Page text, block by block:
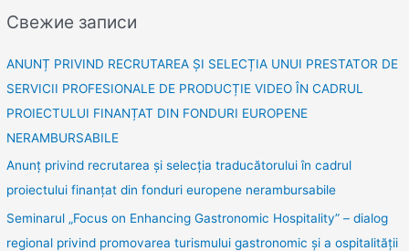
с
Свежие записи
ANUNȚ PRIVIND RECRUTAREA ȘI SELECȚIA UNUI PRESTATOR DE
SERVICII PROFESIONALE DE PRODUCȚIE VIDEO ÎN CADRUL
PROIECTULUI FINANȚAT DIN FONDURI EUROPENE
NERAMBURSABILE
Anunț privind recrutarea și selecția traducătorului în cadrul
proiectului finanțat din fonduri europene nerambursabile
Seminarul „Focus on Enhancing Gastronomic Hospitality” – dialog
regional privind promovarea turismului gastronomic și a ospitalității